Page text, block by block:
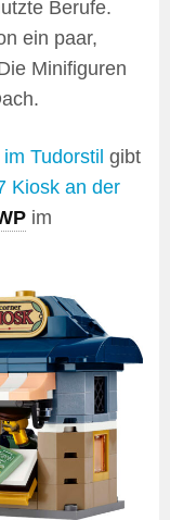
Berufe.
ein paar,
Minifiguren
Tudorstil gibt
Kiosk an der
im